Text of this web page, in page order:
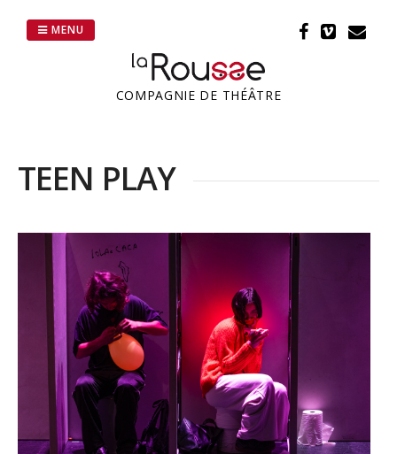
COMPAGNIE DE THÉÂTRE
MENU
TEEN PLAY